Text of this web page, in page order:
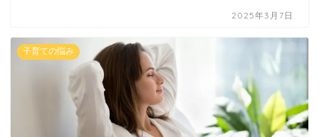
2025年3月7日
子育ての悩み